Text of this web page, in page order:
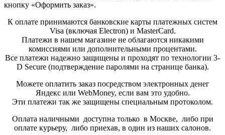
кнопку «Оформить заказ».
К оплате принимаются банковские карты платежных систем
Visa (включая Electron) и MasterCard.
Платежи в нашем магазине не облагаются никакими
комиссиями или дополнительными процентами.
Все платежи надежно защищены и проходят по технологии 3-
D Secure (подтверждение паролями на странице банка).
Можете оплатить заказ посредством электронных денег
Яндекс или WebMoney, если вам это удобно.
Эти платежи так же защищены специальным протоколом.
Оплата наличными доступна только в Москве, либо при
оплате курьеру, либо приехав, в один из наших салонов.